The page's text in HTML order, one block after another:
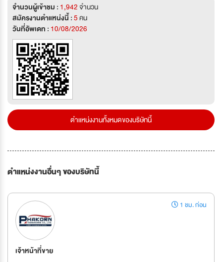
จำนวนผู้เข้าชม : 1,942จำนวน
สมัครงานตำแหน่งนี้ :5คน
วันที่อัพเดท : 10/08/2026
ตำแหน่งงานทั้งหมดของบริษัทนี้
ตำแหน่งงานอื่นๆ ของบริษัทนี้
1 ชม. ก่อน
เจ้าหน้าที่ขาย